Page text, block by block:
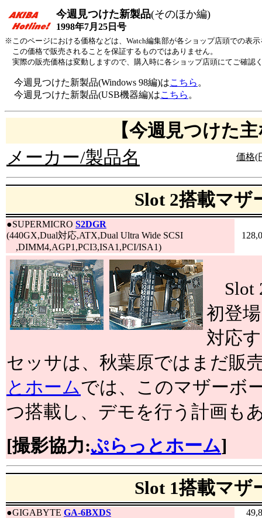
今週見つけた新製品(そのほか編)
1998年7月25日号
※このページにおける価格などは、Watch編集部が各ショップ店頭での表
この価格で販売されることを保証するものではありません。
実際の販売価格は変動しますので、購入時に各ショップ店頭にてご確認
今週見つけた新製品(Windows 98編)はこちら 。
今週見つけた新製品(USB機器編)はこちら 。
【今週見つけた
メーカー/製品名
価格(
Slot 2搭載マザ
●SUPERMICRO S2DGR
(440GX,Dual対応,ATX,Dual Ultra Wide SCSI
,DIMM4,AGP1,PCI3,ISA1,PCI/ISA1)
Slot
初登
対応
セッサは、秋葉原ではまだ販
とホームでは、このマザーボ
つ搭載し、デモを行う計画も
[撮影協力:ぷらっとホーム]
Slot 1搭載マザ
●GIGABYTE GA-6BXDS